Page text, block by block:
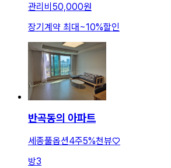
관리비 50,000원
장기계약 최대~10%할인
반곡동의 아파트
세종풀옵션4주5%천뷰♡
방3